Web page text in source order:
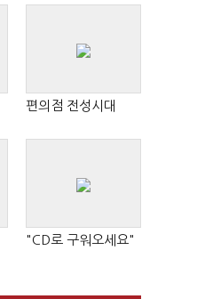
편의점 전성시대
"CD로 구워오세요"